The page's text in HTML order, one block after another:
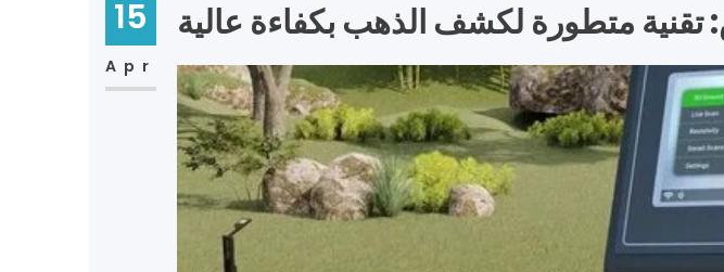
15
Apr
متطورة لكشف الذهب بكفاءة عالية